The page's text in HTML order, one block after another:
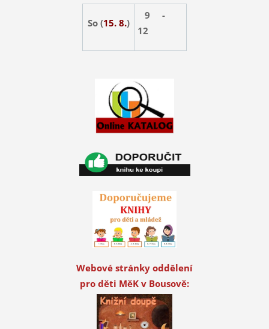
So (15. 8.)
9 -
12
Webové stránky oddělení
pro děti MěK v Bousově: